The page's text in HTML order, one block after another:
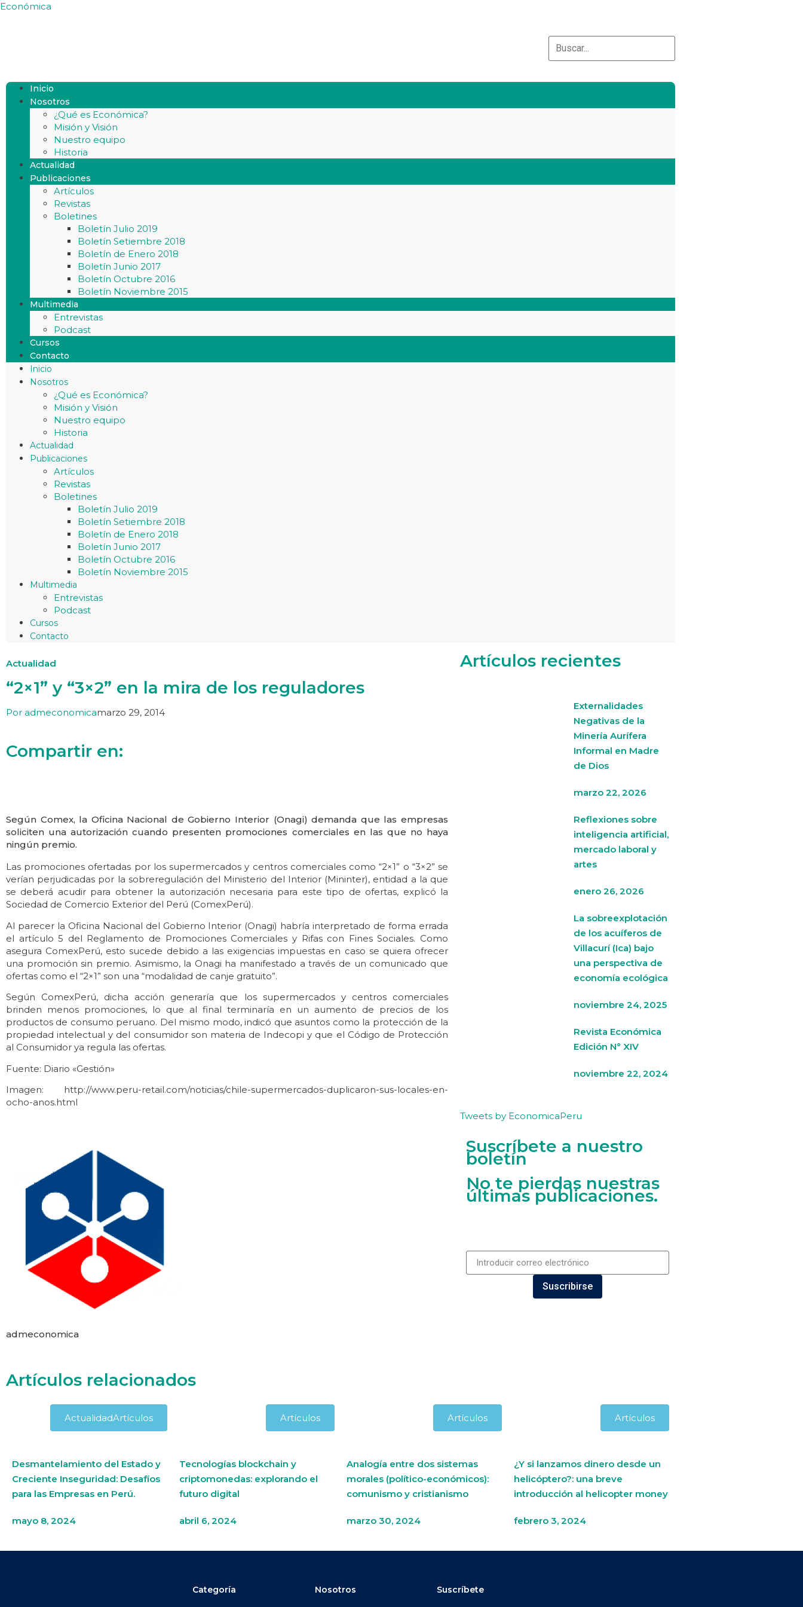
Económica
Inicio
Nosotros
¿Qué es Económica?
Misión y Visión
Nuestro equipo
Historia
Actualidad
Publicaciones
Artículos
Revistas
Boletines
Boletín Julio 2019
Boletín Setiembre 2018
Boletín de Enero 2018
Boletín Junio 2017
Boletín Octubre 2016
Boletín Noviembre 2015
Multimedia
Entrevistas
Podcast
Cursos
Contacto
Inicio
Nosotros
¿Qué es Económica?
Misión y Visión
Nuestro equipo
Historia
Actualidad
Publicaciones
Artículos
Revistas
Boletines
Boletín Julio 2019
Boletín Setiembre 2018
Boletín de Enero 2018
Boletín Junio 2017
Boletín Octubre 2016
Boletín Noviembre 2015
Multimedia
Entrevistas
Podcast
Cursos
Contacto
Actualidad
“2×1” y “3×2” en la mira de los reguladores
Por admeconomicamarzo 29, 2014
Compartir en:
Según Comex, la Oficina Nacional de Gobierno Interior (Onagi) demanda que las empresas
soliciten una autorización cuando presenten promociones comerciales en las que no haya
ningún premio.
Las promociones ofertadas por los supermercados y centros comerciales como “2×1” o “3×2” se
verían perjudicadas por la sobreregulación del Ministerio del Interior (Mininter), entidad a la que
se deberá acudir para obtener la autorización necesaria para este tipo de ofertas, explicó la
Sociedad de Comercio Exterior del Perú (ComexPerú).
Al parecer la Oficina Nacional del Gobierno Interior (Onagi) habría interpretado de forma errada
el artículo 5 del Reglamento de Promociones Comerciales y Rifas con Fines Sociales. Como
asegura ComexPerú, esto sucede debido a las exigencias impuestas en caso se quiera ofrecer
una promoción sin premio. Asimismo, la Onagi ha manifestado a través de un comunicado que
ofertas como el “2×1” son una “modalidad de canje gratuito”.
Según ComexPerú, dicha acción generaría que los supermercados y centros comerciales
brinden menos promociones, lo que al final terminaría en un aumento de precios de los
productos de consumo peruano. Del mismo modo, indicó que asuntos como la protección de la
propiedad intelectual y del consumidor son materia de Indecopi y que el Código de Protección
al Consumidor ya regula las ofertas.
Fuente: Diario «Gestión»
Imagen: http://www.peru-retail.com/noticias/chile-supermercados-duplicaron-sus-locales-en-
ocho-anos.html
admeconomica
Artículos recientes
Externalidades
Negativas de la
Minería Aurífera
Informal en Madre
de Dios
marzo 22, 2026
Reflexiones sobre
inteligencia artificial,
mercado laboral y
artes
enero 26, 2026
La sobreexplotación
de los acuíferos de
Villacurí (Ica) bajo
una perspectiva de
economía ecológica
noviembre 24, 2025
Revista Económica
Edición N° XIV
noviembre 22, 2024
Tweets by EconomicaPeru
Suscríbete a nuestro
boletín
No te pierdas nuestras
últimas publicaciones.
Suscribirse
Artículos relacionados
ActualidadArtículos
Desmantelamiento del Estado y
Creciente Inseguridad: Desafíos
para las Empresas en Perú.
mayo 8, 2024
Artículos
Tecnologías blockchain y
criptomonedas: explorando el
futuro digital
abril 6, 2024
Artículos
Analogía entre dos sistemas
morales (político-económicos):
comunismo y cristianismo
marzo 30, 2024
Artículos
¿Y si lanzamos dinero desde un
helicóptero?: una breve
introducción al helicopter money
febrero 3, 2024
Categoría Nosotros Suscríbete